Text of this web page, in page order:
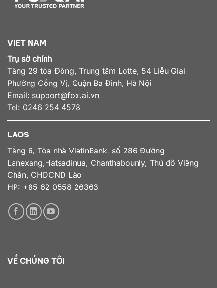
VIET NAM
Trụ sở chính
Tầng 29 tòa Đông, Trung tâm Lotte, 54 Liễu Giai,
Phường Cống Vị, Quận Ba Đình, Hà Nội
Email: support@fox.ai.vn
Tel: 0246 254 4578
LAOS
Tầng 6, Tòa nhà VietinBank, số 286 Đường
Lanexang,Hatsadinua, Chanthabounly, Thủ đô Viêng
Chăn, CHDCND Lào
HP: +85 62 0558 26363
VỀ CHÚNG TÔI